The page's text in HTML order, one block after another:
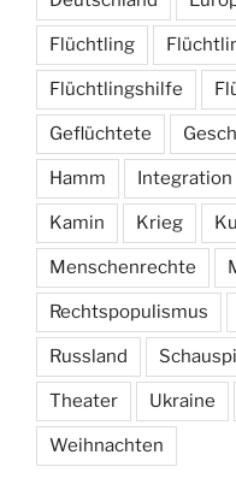
Flüchtling
Flüchtlingshilfe
Geflüchtete
Hamm Integration
Kamin Krieg
Menschenrechte
Rechtspopulismus
Russland
Theater Ukraine
Weihnachten